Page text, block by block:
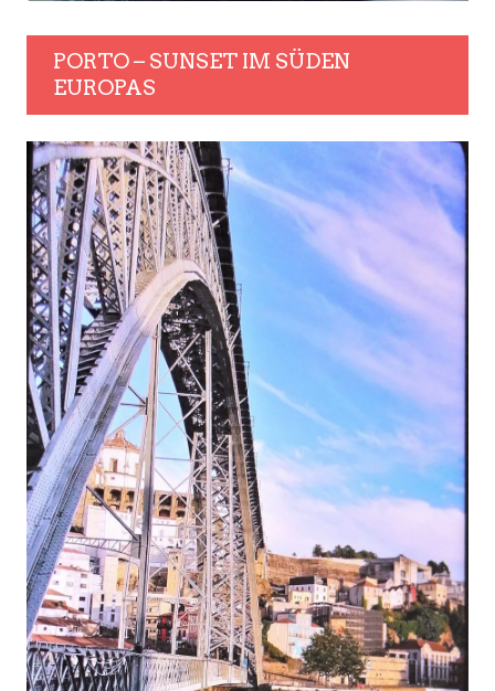
PORTO – SUNSET IM SÜDEN
EUROPAS